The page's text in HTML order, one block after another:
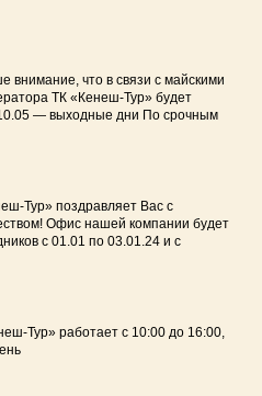
что в связи с майскими
ТК «Кенеш-Тур» будет
— выходные дни По срочным
Тур» поздравляет Вас с
Офис нашей компании будет
с 01.01 по 03.01.24 и с
Тур» работает с 10:00 до 16:00,